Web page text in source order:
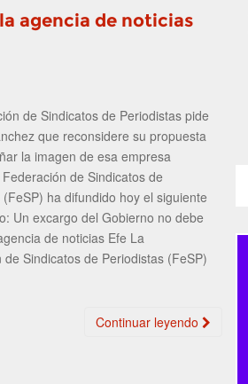
agencia de noticias
de Sindicatos de Periodistas pide
que reconsidere su propuesta
la imagen de esa empresa
de Sindicatos de
(FeSP) ha difundido hoy el siguiente
Un excargo del Gobierno no debe
de noticias Efe La
de Sindicatos de Periodistas (FeSP)
Continuar leyendo